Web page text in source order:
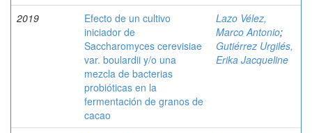
2019
Efecto de un cultivo
iniciador de
Saccharomyces cerevisiae
var. boulardii y/o una
mezcla de bacterias
probióticas en la
fermentación de granos de
cacao
Lazo Vélez,
Marco Antonio;
Gutiérrez Urgilés,
Erika Jacqueline